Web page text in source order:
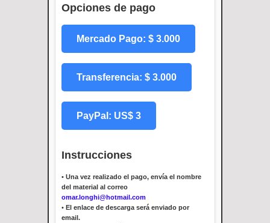
Opciones de pago
Mercado Pago: $ 3.000
Transferencia: $ 3.000
PayPal: US$ 3
Instrucciones
• Una vez realizado el pago, envía el nombre
del material al correo
omar.longhi@hotmail.com
• El enlace de descarga será enviado por
email.